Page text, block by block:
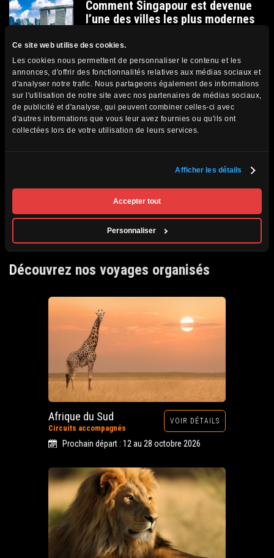
Ce site web utilise des cookies.
Les cookies nous permettent de personnaliser le contenu et les
annonces, d'offrir des fonctionnalités relatives aux médias sociaux et
d'analyser notre trafic. Nous partageons également des informations
sur l'utilisation de notre site avec nos partenaires de médias sociaux,
de publicité et d'analyse, qui peuvent combiner celles-ci avec
d'autres informations que vous leur avez fournies ou qu'ils ont
collectées lors de votre utilisation de leurs services.
Afficher les détails
Accepter tout
Personnaliser
Comment Singapour est devenue
l’une des villes les plus modernes
Les Bali Aga : à la rencontre des
premiers habitants de Bali
Hugo Blois
Neuschwanstein : l’histoire secrète
de fées
Hugo Blois
Découvrez nos voyages organisés
Afrique du Sud
Circuits accompagnés
VOIR DÉTAILS
Prochain départ : 12 au 28 octobre 2026